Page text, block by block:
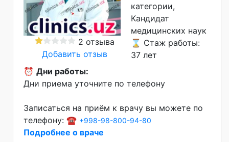
2 отзыва
Добавить отзыв
категории
Кандидат
медицинских наук
⌛ Стаж работы:
37 лет
⏰ Дни работы:
Дни приема уточните по телефону
Записаться на приём к врачу вы можете по
телефону: ☎️ +998-98-800-94-80
Подробнее о враче